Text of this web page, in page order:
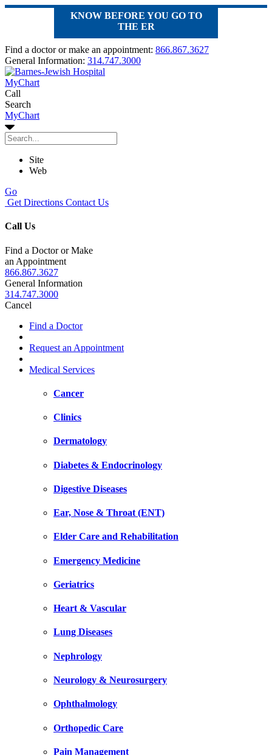
KNOW BEFORE YOU GO TO
THE ER
Find a doctor or make an appointment: 866.867.3627
General Information: 314.747.3000
MyChart
Call
Search
MyChart
Site
Web
Go
Get Directions Contact Us
Call Us
Find a Doctor or Make
an Appointment
866.867.3627
General Information
314.747.3000
Cancel
Find a Doctor
Request an Appointment
Medical Services
Cancer
Clinics
Dermatology
Diabetes & Endocrinology
Digestive Diseases
Ear, Nose & Throat (ENT)
Elder Care and Rehabilitation
Emergency Medicine
Geriatrics
Heart & Vascular
Lung Diseases
Nephrology
Neurology & Neurosurgery
Ophthalmology
Orthopedic Care
Pain Management